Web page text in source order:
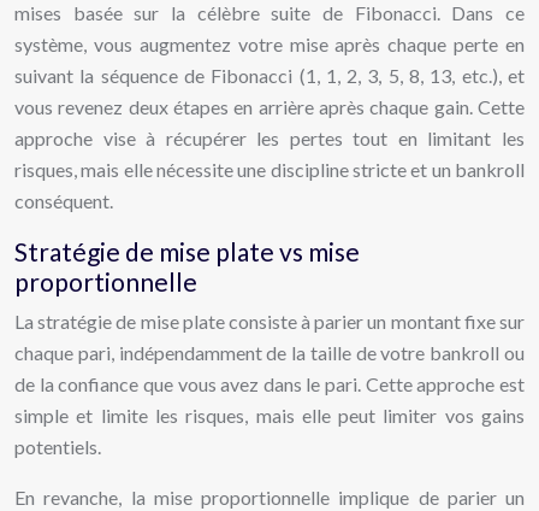
mises basée sur la célèbre suite de Fibonacci. Dans ce
système, vous augmentez votre mise après chaque perte en
suivant la séquence de Fibonacci (1, 1, 2, 3, 5, 8, 13, etc.), et
vous revenez deux étapes en arrière après chaque gain. Cette
approche vise à récupérer les pertes tout en limitant les
risques, mais elle nécessite une discipline stricte et un bankroll
conséquent.
Stratégie de mise plate vs mise
proportionnelle
La stratégie de mise plate consiste à parier un montant fixe sur
chaque pari, indépendamment de la taille de votre bankroll ou
de la confiance que vous avez dans le pari. Cette approche est
simple et limite les risques, mais elle peut limiter vos gains
potentiels.
En revanche, la mise proportionnelle implique de parier un